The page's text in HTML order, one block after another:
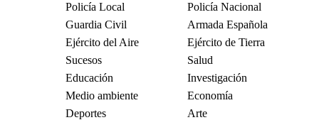
Policía Local
Policía Nacional
Guardia Civil
Armada Española
Ejército del Aire
Ejército de Tierra
Sucesos
Salud
Educación
Investigación
Medio ambiente
Economía
Deportes
Arte